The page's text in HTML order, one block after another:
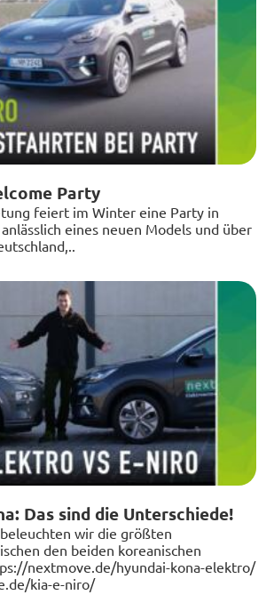
Party
feiert im Winter eine Party in
eines neuen Models und über
Das sind die Unterschiede!
wir die größten
den beiden koreanischen
nextmove.de/hyundai-kona-elektro/
kia-e-niro/